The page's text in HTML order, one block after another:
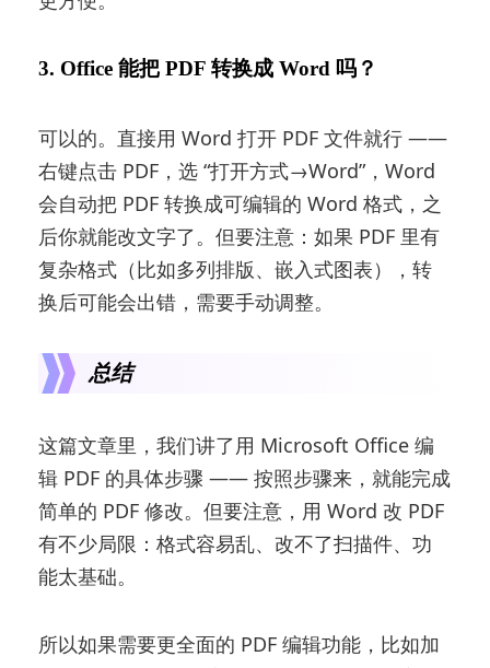
3. Office 能把 PDF 转换成 Word 吗？
可以的。直接用 Word 打开 PDF 文件就行 ——
右键点击 PDF，选 “打开方式→Word”，Word
会自动把 PDF 转换成可编辑的 Word 格式，之
后你就能改文字了。但要注意：如果 PDF 里有
复杂格式（比如多列排版、嵌入式图表），转
换后可能会出错，需要手动调整。
总结
这篇文章里，我们讲了用 Microsoft Office 编
辑 PDF 的具体步骤 —— 按照步骤来，就能完成
简单的 PDF 修改。但要注意，用 Word 改 PDF
有不少局限：格式容易乱、改不了扫描件、功
能太基础。
所以如果需要更全面的 PDF 编辑功能，比如加